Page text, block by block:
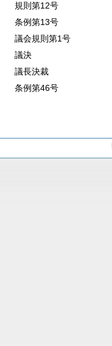
規則第12号
条例第13号
議会規則第1号
議決
議長決裁
条例第46号